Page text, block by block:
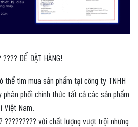
???? ĐỂ ĐẶT HÀNG!
thể tìm mua sản phẩm tại công ty TNHH
phân phối chính thức tất cả các sản phẩm
Việt Nam.
????????? với chất lượng vượt trội nhưng